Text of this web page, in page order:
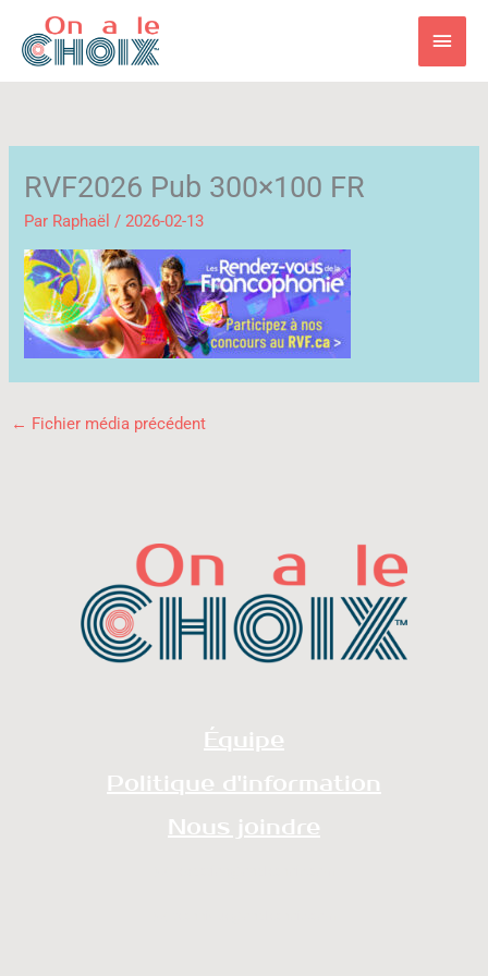
contenu
RVF2026 Pub 300×100 FR
Par Raphaël/2026-02-13
← Fichier média précédent
Équipe
Politique d'information
Nous joindre